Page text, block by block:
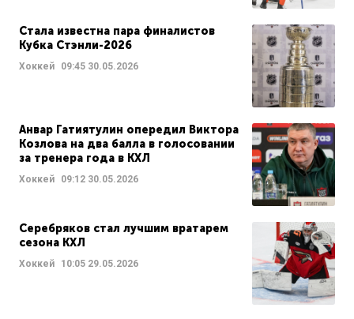
Стала известна пара финалистов
Кубка Стэнли-2026
Хоккей 09:45 30.05.2026
Анвар Гатиятулин опередил Виктора
Козлова на два балла в голосовании
за тренера года в КХЛ
Хоккей 09:12 30.05.2026
Серебряков стал лучшим вратарем
сезона КХЛ
Хоккей 10:05 29.05.2026